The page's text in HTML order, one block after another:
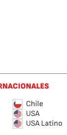
Chile
USA
USA Latino